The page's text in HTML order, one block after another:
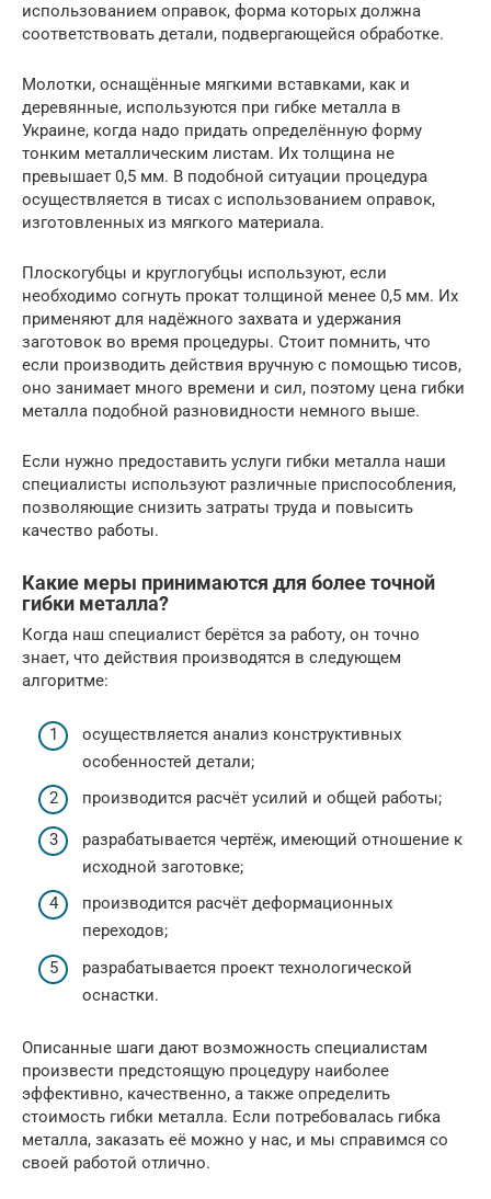
использованием оправок, форма которых должна
соответствовать детали, подвергающейся обработке.
Молотки, оснащённые мягкими вставками, как и
деревянные, используются при гибке металла в
Украине, когда надо придать определённую форму
тонким металлическим листам. Их толщина не
превышает 0,5 мм. В подобной ситуации процедура
осуществляется в тисах с использованием оправок,
изготовленных из мягкого материала.
Плоскогубцы и круглогубцы используют, если
необходимо согнуть прокат толщиной менее 0,5 мм. Их
применяют для надёжного захвата и удержания
заготовок во время процедуры. Стоит помнить, что
если производить действия вручную с помощью тисов,
оно занимает много времени и сил, поэтому цена гибки
металла подобной разновидности немного выше.
Если нужно предоставить услуги гибки металла наши
специалисты используют различные приспособления,
позволяющие снизить затраты труда и повысить
качество работы.
Какие меры принимаются для более точной
гибки металла?
Когда наш специалист берётся за работу, он точно
знает, что действия производятся в следующем
алгоритме:
осуществляется анализ конструктивных
особенностей детали;
производится расчёт усилий и общей работы;
разрабатывается чертёж, имеющий отношение к
исходной заготовке;
производится расчёт деформационных
переходов;
разрабатывается проект технологической
оснастки.
Описанные шаги дают возможность специалистам
произвести предстоящую процедуру наиболее
эффективно, качественно, а также определить
стоимость гибки металла. Если потребовалась гибка
металла, заказать её можно у нас, и мы справимся со
своей работой отлично.